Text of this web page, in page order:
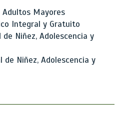
Mayores
Integral y Gratuito
Niñez, Adolescencia y
de Niñez, Adolescencia y